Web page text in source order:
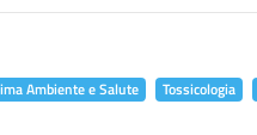
Ambiente e Salute Tossicologia